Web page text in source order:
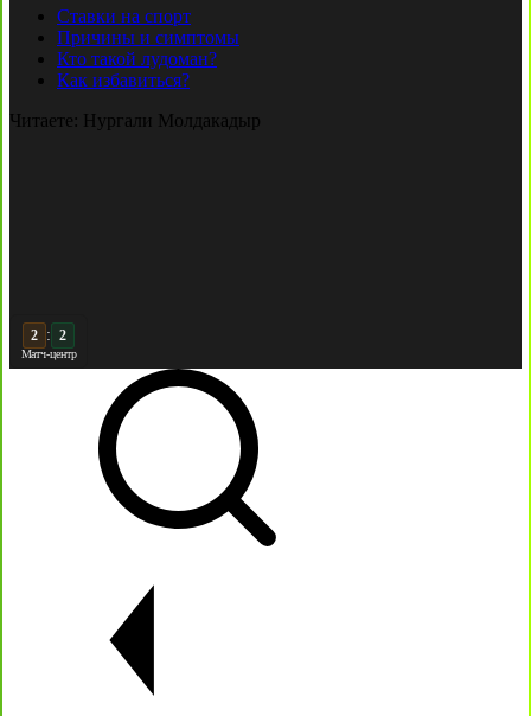
Ставки на спорт
Причины и симптомы
Кто такой лудоман?
Как избавиться?
Читаете: Нургали Молдакадыр
3 :
Матч-центр